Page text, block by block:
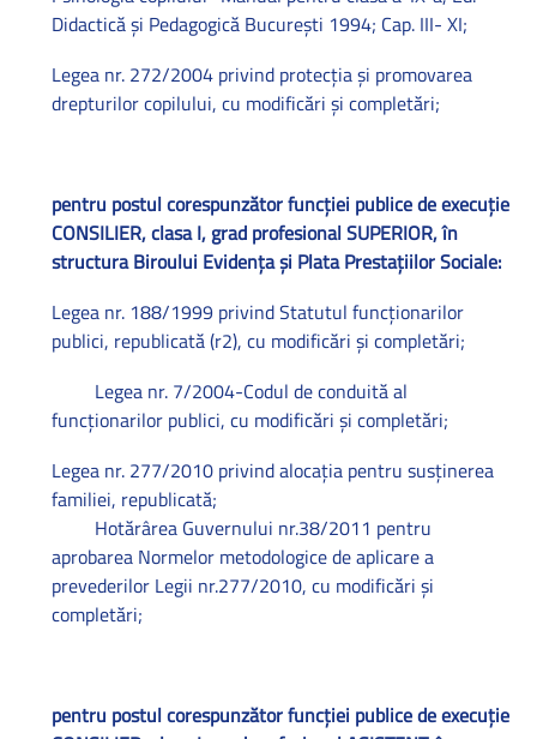
Didactică şi Pedagogică Bucureşti 1994; Cap. III- XI;
Legea nr. 272/2004 privind protecţia şi promovarea
drepturilor copilului, cu modificări şi completări;
pentru postul corespunzător funcţiei publice de execuţie
CONSILIER, clasa I, grad profesional SUPERIOR, în
structura Biroului Evidenţa şi Plata Prestaţiilor Sociale:
Legea nr. 188/1999 privind Statutul funcţionarilor
publici, republicată (r2), cu modificări şi completări;
Legea nr. 7/2004-Codul de conduită al
funcţionarilor publici, cu modificări şi completări;
Legea nr. 277/2010 privind alocaţia pentru susţinerea
familiei, republicată;
Hotărârea Guvernului nr.38/2011 pentru
aprobarea Normelor metodologice de aplicare a
prevederilor Legii nr.277/2010, cu modificări şi
completări;
pentru postul corespunzător funcţiei publice de execuţie